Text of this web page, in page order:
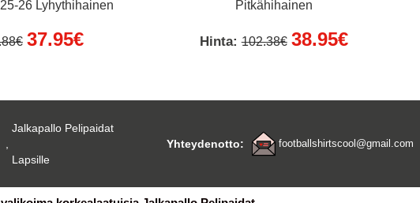
26 Lyhythihainen
37.95€
Pitkähihainen
Hinta:102.38€ 38.95€
,
Jalkapallo Pelipaidat
Lapsille
Yhteydenotto: footballshirtscool@gmail.com